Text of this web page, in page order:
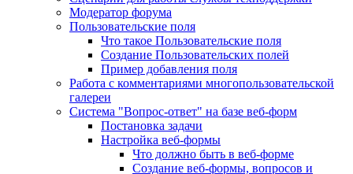
Модератор форума
Пользовательские поля
Что такое Пользовательские поля
Создание Пользовательских полей
Пример добавления поля
Работа с комментариями многопользовательской
галереи
Система "Вопрос-ответ" на базе веб-форм
Постановка задачи
Настройка веб-формы
Что должно быть в веб-форме
Создание веб-формы, вопросов и